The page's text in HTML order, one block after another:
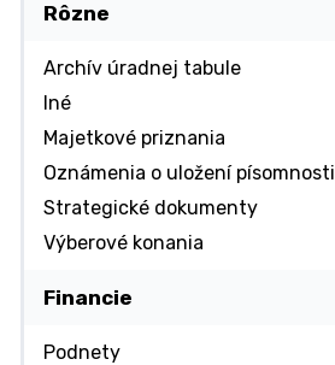
Rôzne
Archív úradnej tabule
Iné
Majetkové priznania
Oznámenia o uložení písomnosti
Strategické dokumenty
Výberové konania
Financie
Podnety